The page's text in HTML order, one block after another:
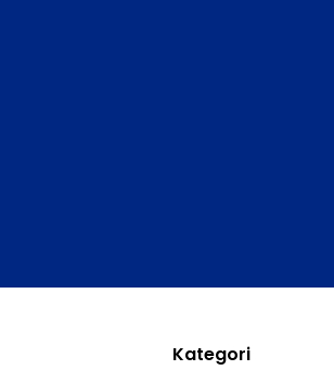
Kategori